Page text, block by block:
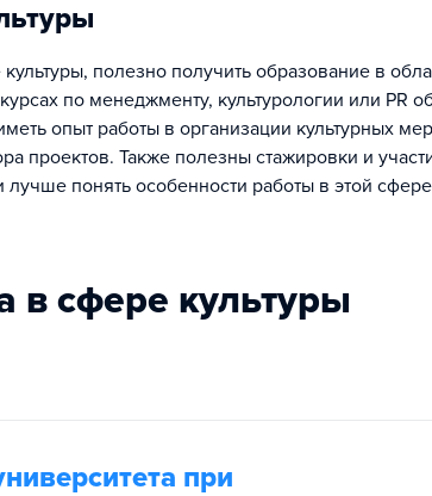
полезно получить образование в
по менеджменту, культурологии или PR
опыт работы в организации культурных
проектов. Также полезны стажировки и
лучше понять особенности работы в этой
в сфере культуры
при